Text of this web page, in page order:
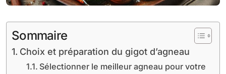
Sommaire
Choix et préparation du gigot d’agneau
Sélectionner le meilleur agneau pour votre